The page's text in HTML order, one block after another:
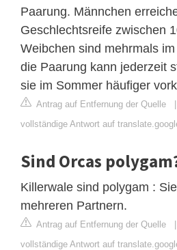
Paarung. Männchen
Geschlechtsreife zwischen
Weibchen sind mehrmals
die Paarung kann jederzeit
sie im Sommer häufiger
Antrag auf Entfernung der Quelle
vollständige Antwort auf
Sind Orcas
Killerwale sind polygam :
mehreren Partnern.
Antrag auf Entfernung der Quelle
vollständige Antwort auf